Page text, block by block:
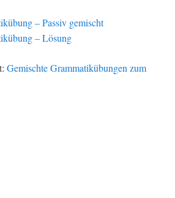
– Passiv gemischt
– Lösung
Gemischte Grammatikübungen zum